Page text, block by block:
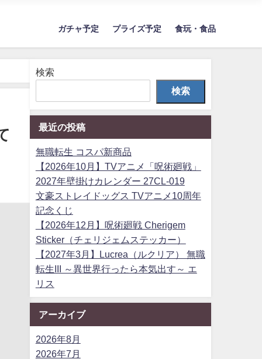
ガチャ予定 プライズ予定 食玩・食品
検索
検索
最近の投稿
無職転生 コスパ新商品
【2026年10月】TVアニメ「呪術廻戦」
2027年壁掛けカレンダー 27CL-019
文豪ストレイドッグス TVアニメ10周年
記念くじ
【2026年12月】呪術廻戦 Cherigem
Sticker（チェリジェムステッカー）
【2027年3月】Lucrea（ルクリア） 無職
転生III ～異世界行ったら本気出す～ エ
リス
アーカイブ
2026年8月
2026年7月